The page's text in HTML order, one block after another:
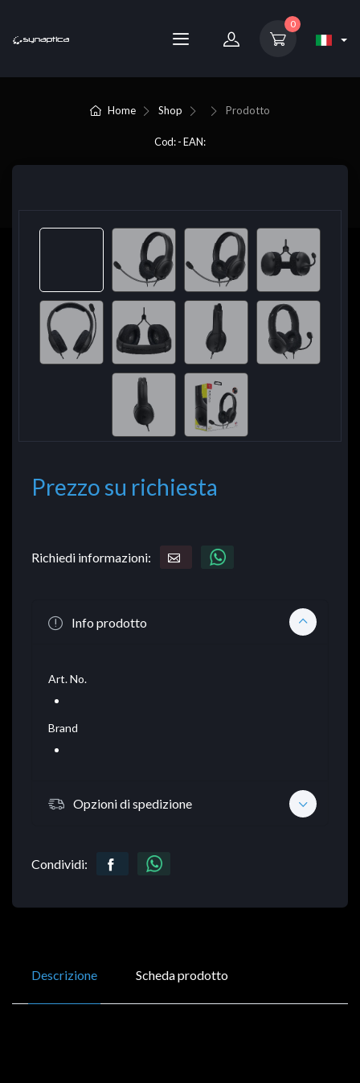
0
Home Shop Prodotto
Cod: - EAN:
Prezzo su richiesta
Richiedi informazioni:
Info prodotto
Art. No.
Brand
Opzioni di spedizione
Condividi:
Descrizione Scheda prodotto